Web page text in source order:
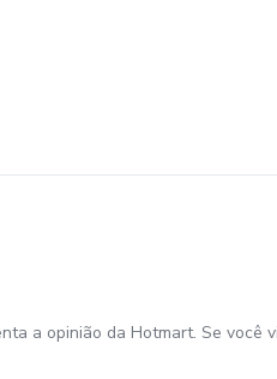
a opinião da Hotmart. Se você